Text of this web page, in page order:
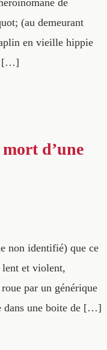
(au demeurant
en vieille hippie
[…]
d’une
non identifié) que ce
et violent,
par un générique
dans une boite de […]